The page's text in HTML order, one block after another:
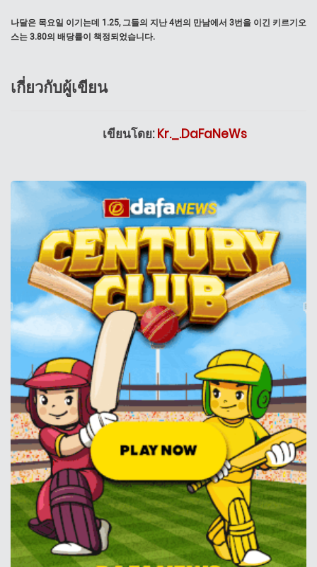
나달은 목요일 이기는데 1.25, 그들의 지난 4번의 만남에서 3번을 이긴 키르기오
스는 3.80의 배당률이 책정되었습니다.
เกี่ยวกับผู้เขียน
เขียนโดย:Kr._.DaFaNeWs